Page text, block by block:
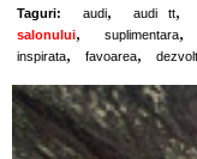
Taguri: audi, audi tt,
salonului, suplimentara,
inspirata, favoarea,